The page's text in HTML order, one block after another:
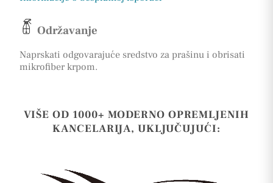
Održavanje
Naprskati odgovarajuće sredstvo za prašinu i obrisati
mikrofiber krpom.
VIŠE OD 1000+ MODERNO OPREMLJENIH
KANCELARIJA, UKLJUČUJUĆI: